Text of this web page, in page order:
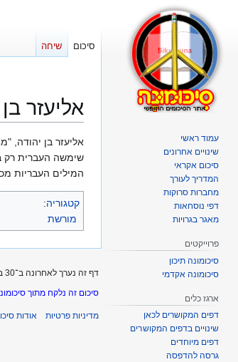
אליעזר בן
קפיצה
לניווט
קפיצה
לחיפוש
אליעזר בן יהודה,
שימשה העברית רק
המילים העבריות
קטגוריה:
מורשת
סיכום שיחה
עמוד ראשי
שינויים אחרונים
סיכום אקראי
המדריך לעורך
מחברות סרוקות
דפי נוסחאות
מאגר בגרויות
פרוייקטים
סיכומונה תיכון
סיכומונה אקדמי
ארגז כלים
דפים המקושרים לכאן
שינויים בדפים המקושרים
דפים מיוחדים
גרסה להדפסה
דף זה נערך לאחרונה ב־30 ביוני 2006, בשעה 22:52.
סיכום זה נלקח מתוך
מדיניות פרטיות אודות